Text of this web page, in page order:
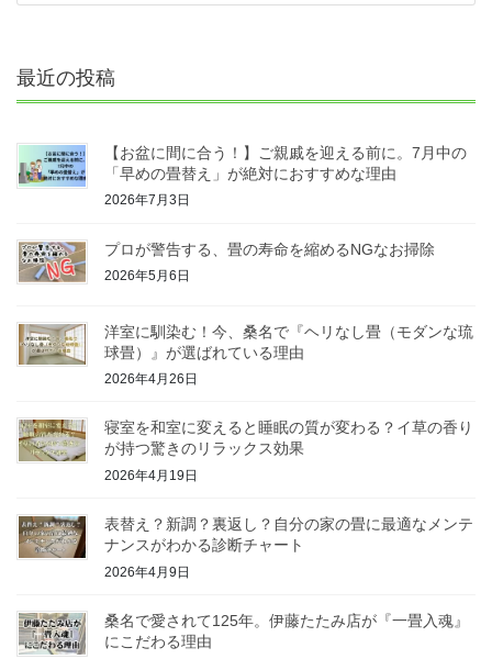
最近の投稿
【お盆に間に合う！】ご親戚を迎える前に。7月中の
「早めの畳替え」が絶対におすすめな理由
2026年7月3日
プロが警告する、畳の寿命を縮めるNGなお掃除
2026年5月6日
洋室に馴染む！今、桑名で『ヘリなし畳（モダンな琉
球畳）』が選ばれている理由
2026年4月26日
寝室を和室に変えると睡眠の質が変わる？イ草の香り
が持つ驚きのリラックス効果
2026年4月19日
表替え？新調？裏返し？自分の家の畳に最適なメンテ
ナンスがわかる診断チャート
2026年4月9日
桑名で愛されて125年。伊藤たたみ店が『一畳入魂』
にこだわる理由